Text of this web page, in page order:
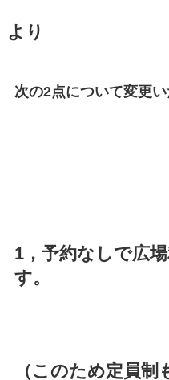
より
次の2点について変更い
1，予約なしで広
す。
（このため定員制